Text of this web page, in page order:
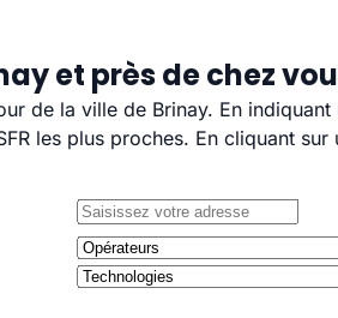
et près de chez
de la ville de Brinay. En
les plus proches. En cliquant